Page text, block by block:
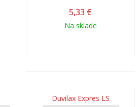
5,33 €
Na sklade
Duvilax Expres LS